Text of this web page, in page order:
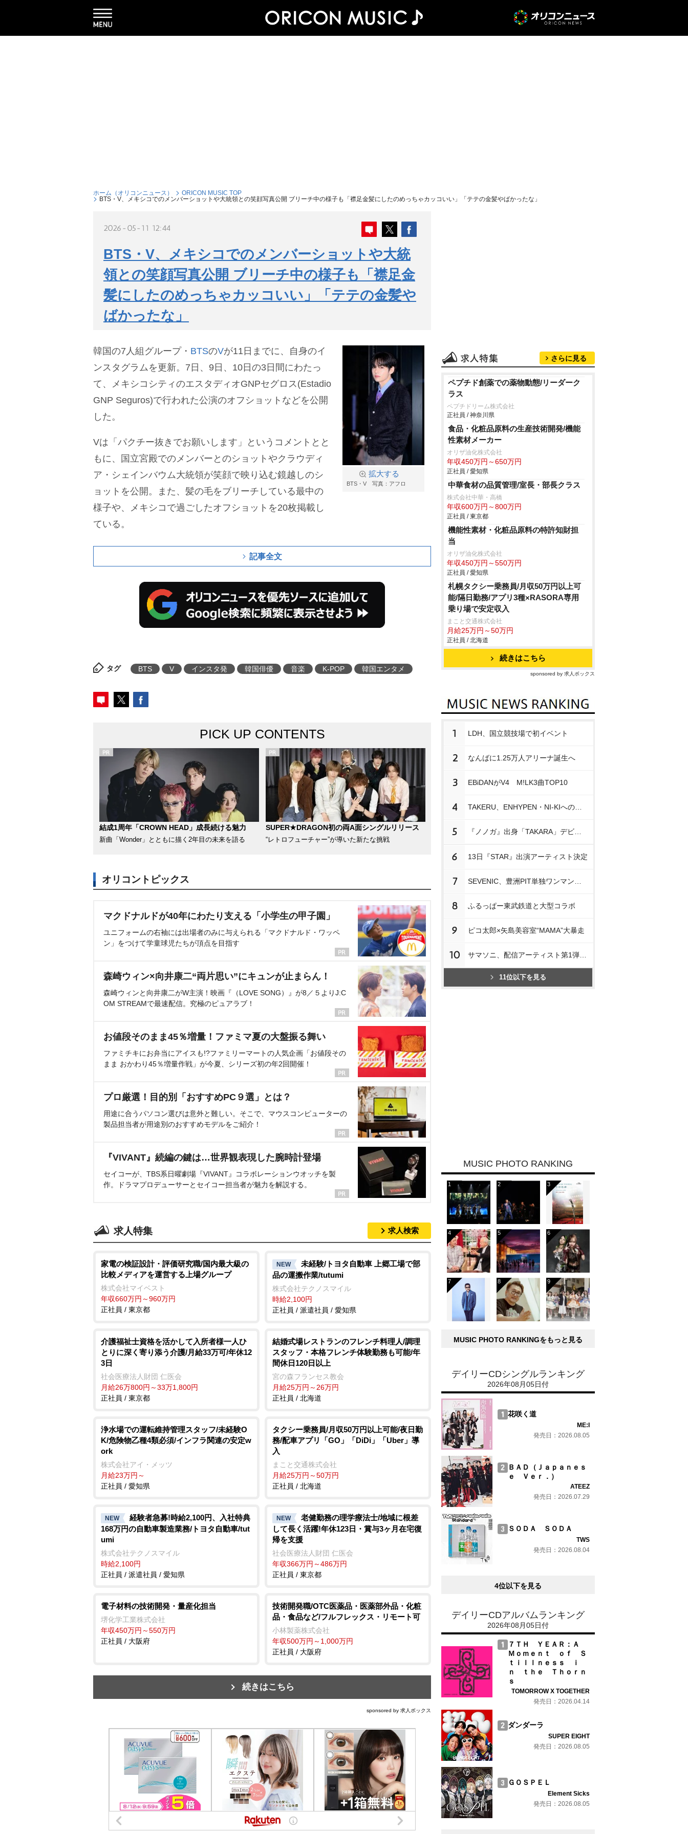
ホーム（オリコンニュース）
ORICON MUSIC TOP
BTS・V、メキシコでのメンバーショットや大統領との笑顔写真公開 ブリーチ中の様子も「襟足金髪にしたのめっちゃカッコいい」「テテの金髪やばかったな」
2026-05-11 12:44
BTS・V、メキシコでのメンバーショットや大統
領との笑顔写真公開 ブリーチ中の様子も「襟足金
髪にしたのめっちゃカッコいい」「テテの金髪
ばかったな」
拡大する
BTS・V 写真：アフロ
韓国の7人組グループ・ BTSのVが11日までに、自身のイ
ンスタグラムを更新。7日、9日、10日の3日間にわたっ
て、メキシコシティのエスタディオGNPセグロス(Estadio
GNP Seguros)で行われた公演のオフショットなどを公開
した。
Vは「パクチー抜きでお願いします」というコメントとと
もに、国立宮殿でのメンバーとのショットやクラウディ
ア・シェインバウム大統領が笑顔で映り込む鏡越しのシ
ョットを公開。また、髪の毛をブリーチしている最中の
様子や、メキシコで過ごしたオフショットを20枚掲載し
ている。
記事全文
タグ BTS V インスタ発 韓国俳優 音楽 K-POP 韓国エンタメ
PICK UP CONTENTS
結成1周年「CROWN HEAD」成長続ける魅力
新曲「Wonder」とともに描く2年目の未来を語る
SUPER★DRAGON初の両A面シングルリリース
“レトロフューチャー”が導いた新たな挑戦
オリコントピックス
マクドナルドが40年にわたり支える「小学生の甲子園」
ユニフォームの右袖には出場者のみに与えられる「マクドナルド・ワッペ
ン」をつけて学童球児たちが頂点を目指す
森崎ウィン×向井康二“両片思い”にキュンが止まらん！
森崎ウィンと向井康二がW主演！映画『（LOVE SONG）』が8／５よりJ:C
OM STREAMで最速配信。究極のピュアラブ！
お値段そのまま45％増量！ファミマ夏の大盤振る舞い
ファミチキにお弁当にアイスも!?ファミリーマートの人気企画「お値段その
まま おかわり45％増量作戦」が今夏、シリーズ初の年2回開催！
プロ厳選！目的別「おすすめPC９選」とは？
用途に合うパソコン選びは意外と難しい。そこで、マウスコンピューターの
製品担当者が用途別のおすすめモデルをご紹介！
『VIVANT』続編の鍵は…世界観表現した腕時計登場
セイコーが、TBS系日曜劇場『VIVANT』コラボレーションウオッチを製
作。ドラマプロデューサーとセイコー担当者が魅力を解説する。
求人特集 求人検索
家電の検証設計・評価研究職/国内最大級の
比較メディアを運営する上場グループ
株式会社マイベスト
年収660万円～960万円
正社員 / 東京都
NEW
未経験/トヨタ自動車 上郷工場で部
品の運搬作業/tutumi
株式会社テクノスマイル
時給2,100円
正社員 / 派遣社員 / 愛知県
介護福祉士資格を活かして入所者様一人ひ
とりに深く寄り添う介護/月給33万可/年休12
3日
社会医療法人財団 仁医会
月給26万800円～33万1,800円
正社員 / 東京都
結婚式場レストランのフレンチ料理人/調理
スタッフ・本格フレンチ体験勤務も可能/年
間休日120日以上
宮の森フランセス教会
月給25万円～26万円
正社員 / 北海道
浄水場での運転維持管理スタッフ/未経験O
K/危険物乙種4類必須/インフラ関連の安定w
ork
株式会社アイ・メッツ
月給23万円～
正社員 / 愛知県
タクシー乗務員/月収50万円以上可能/夜日勤
務/配車アプリ「GO」「DiDi」「Uber」導
入
まこと交通株式会社
月給25万円～50万円
正社員 / 北海道
NEW
経験者急募!時給2,100円、入社特典
168万円の自動車製造業務/トヨタ自動車/tut
umi
株式会社テクノスマイル
時給2,100円
正社員 / 派遣社員 / 愛知県
NEW
老健勤務の理学療法士/地域に根差
して長く活躍!年休123日・賞与3ヶ月在宅復
帰を支援
社会医療法人財団 仁医会
年収366万円～486万円
正社員 / 東京都
電子材料の技術開発・量産化担当
堺化学工業株式会社
年収450万円～550万円
正社員 / 大阪府
技術開発職/OTC医薬品・医薬部外品・化粧
品・食品など/フルフレックス・リモート可
小林製薬株式会社
年収500万円～1,000万円
正社員 / 大阪府
続きはこちら
sponsored by 求人ボックス
さらに見る
ペプチド創薬での薬物動態/リーダーク
ラス
ペプチドリーム株式会社
正社員 / 神奈川県
食品・化粧品原料の生産技術開発/機能
性素材メーカー
オリザ油化株式会社
年収450万円～650万円
正社員 / 愛知県
中華食材の品質管理/室長・部長クラス
株式会社中華・高橋
年収600万円～800万円
正社員 / 東京都
機能性素材・化粧品原料の特許知財担
当
オリザ油化株式会社
年収450万円～550万円
正社員 / 愛知県
札幌タクシー乗務員/月収50万円以上可
能/隔日勤務/アプリ3種×RASORA専用
乗り場で安定収入
まこと交通株式会社
月給25万円～50万円
正社員 / 北海道
続きはこちら
sponsored by 求人ボックス
1 LDH、国立競技場で初イベント
2 なんばに1.25万人アリーナ誕生へ
3 EBiDANがV4 M!LK3曲TOP10
4
5
6 13日『STAR』出演アーティスト決定
7
8 ふるっぱー東武鉄道と大型コラボ
9 ピコ太郎×矢島美容室“MAMA”大暴走
10
11位以下を見る
MUSIC PHOTO RANKING
MUSIC PHOTO RANKINGをもっと見る
デイリーCDシングルランキング
2026年08月05日付
花咲く道
ME:I
発売日：2026.08.05
ＢＡＤ（Ｊａｐａｎｅｓ
ｅ Ｖｅｒ．）
ATEEZ
発売日：2026.07.29
ＳＯＤＡ ＳＯＤＡ
TWS
発売日：2026.08.04
4位以下を見る
デイリーCDアルバムランキング
2026年08月05日付
７ＴＨ ＹＥＡＲ：Ａ
Ｍｏｍｅｎｔ ｏｆ Ｓ
ｔｉｌｌｎｅｓｓ ｉ
ｎ ｔｈｅ Ｔｈｏｒｎ
ｓ
TOMORROW X TOGETHER
発売日：2026.04.14
ダンダーラ
SUPER EIGHT
発売日：2026.08.05
ＧＯＳＰＥＬ
Element Sicks
発売日：2026.08.05